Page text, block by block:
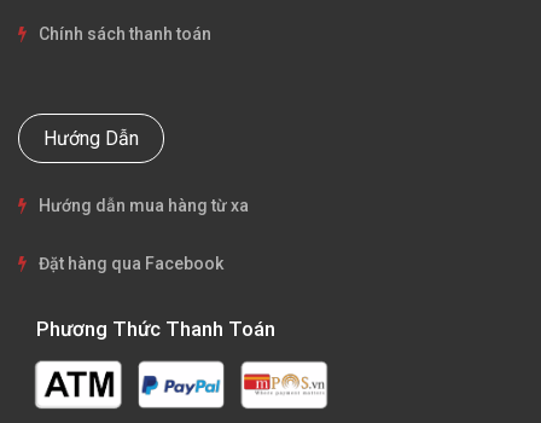
Chính sách thanh toán
Hướng Dẫn
Hướng dẫn mua hàng từ xa
Đặt hàng qua Facebook
Phương Thức Thanh Toán